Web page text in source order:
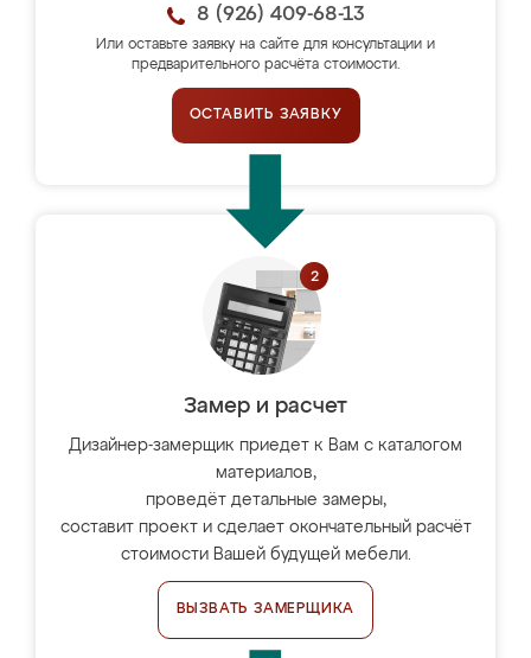
8 (926) 409-68-13
Или оставьте заявку на сайте для консультации и
предварительного расчёта стоимости.
ОСТАВИТЬ ЗАЯВКУ
Замер и расчет
Дизайнер-замерщик приедет к Вам с каталогом
материалов,
проведёт детальные замеры,
составит проект и сделает окончательный расчёт
стоимости Вашей будущей мебели.
ВЫЗВАТЬ ЗАМЕРЩИКА